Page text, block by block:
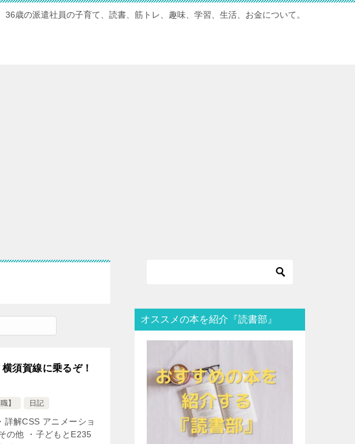
36歳の派遣社員の子育て、読書、筋トレ、趣味、学習、生活、お金について。
須賀線に乗るぞ！
】 日記
解CSS アニメーショ
の他 ・子どもとE235
オススメの本を紹介『読書部』